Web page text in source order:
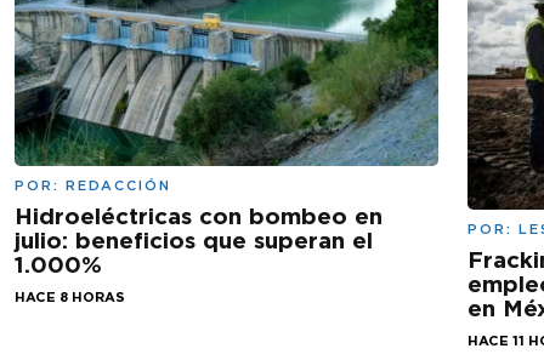
POR: REDACCIÓN
Hidroeléctricas con bombeo en
julio: beneficios que superan el
1.000%
HACE 8 HORAS
POR:
en
HACE 11